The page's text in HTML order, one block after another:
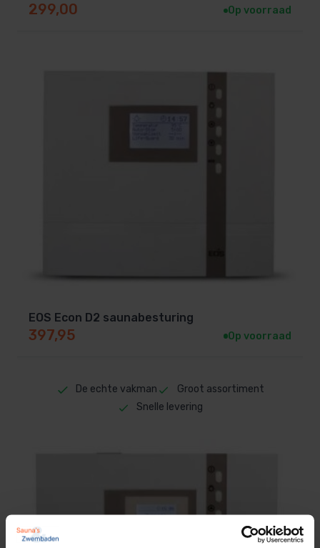
299,00 Op voorraad
EOS Econ D2 saunabesturing
397,95 Op voorraad
De echte vakman
Groot assortiment
Snelle levering